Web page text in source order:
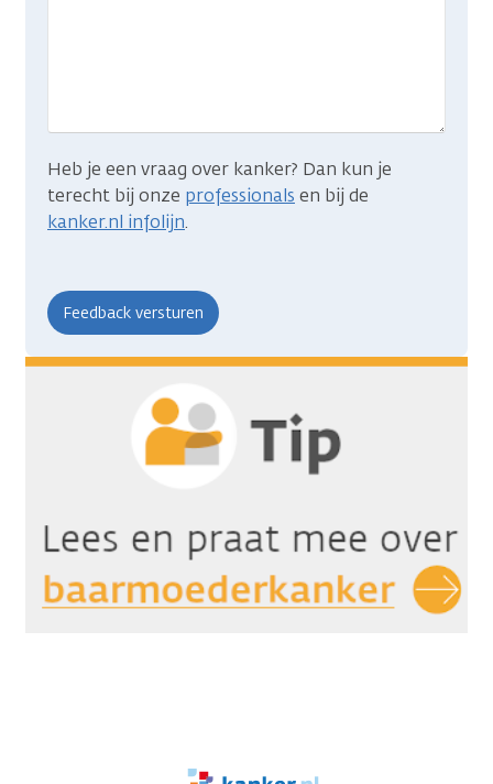
Heb je een vraag over kanker? Dan kun je
terecht bij onze professionals en bij de
kanker.nl infolijn.